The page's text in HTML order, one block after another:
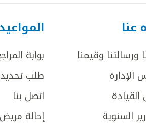
عنا
ورسالتنا وقيمنا
الإدارة
السنوية
بوابة
طلب
اتصل بنا
إحالة مريض